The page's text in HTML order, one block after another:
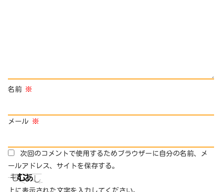
名前 ※
メール ※
次回のコメントで使用するためブラウザーに自分の名前、メ
ールアドレス、サイトを保存する。
上に表示された文字を入力してください。